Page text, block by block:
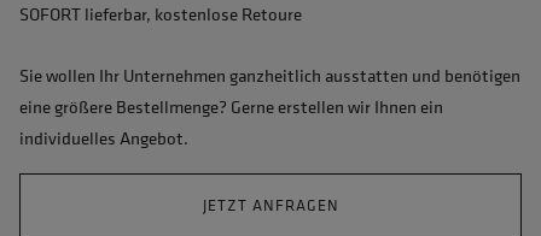
SOFORT lieferbar, kostenlose Retoure
Sie wollen Ihr Unternehmen ganzheitlich ausstatten und benötigen
eine größere Bestellmenge? Gerne erstellen wir Ihnen ein
individuelles Angebot.
JETZT ANFRAGEN